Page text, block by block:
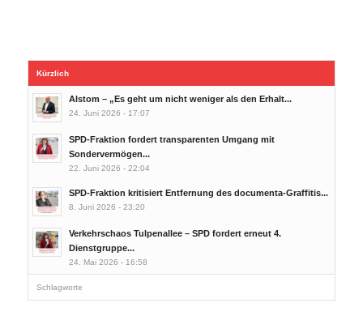
Kürzlich
Alstom – „Es geht um nicht weniger als den Erhalt...
24. Juni 2026 - 17:07
SPD-Fraktion fordert transparenten Umgang mit
Sondervermögen...
22. Juni 2026 - 22:04
SPD-Fraktion kritisiert Entfernung des documenta-Graffitis...
8. Juni 2026 - 23:20
Verkehrschaos Tulpenallee – SPD fordert erneut 4.
Dienstgruppe...
24. Mai 2026 - 16:58
Schlagworte